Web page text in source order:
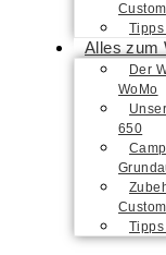
Tipps
Alles zum
Der
WoMo
650
Tipps